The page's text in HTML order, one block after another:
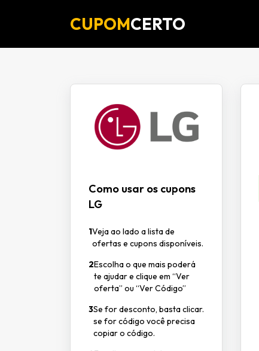
CUPOMCERTO
Como usar os cupons
LG
1Veja ao lado a lista de
ofertas e cupons disponíveis.
2Escolha o que mais poderá
te ajudar e clique em “Ver
oferta” ou “Ver Código”
3Se for desconto, basta clicar.
se for código você precisa
copiar o código.